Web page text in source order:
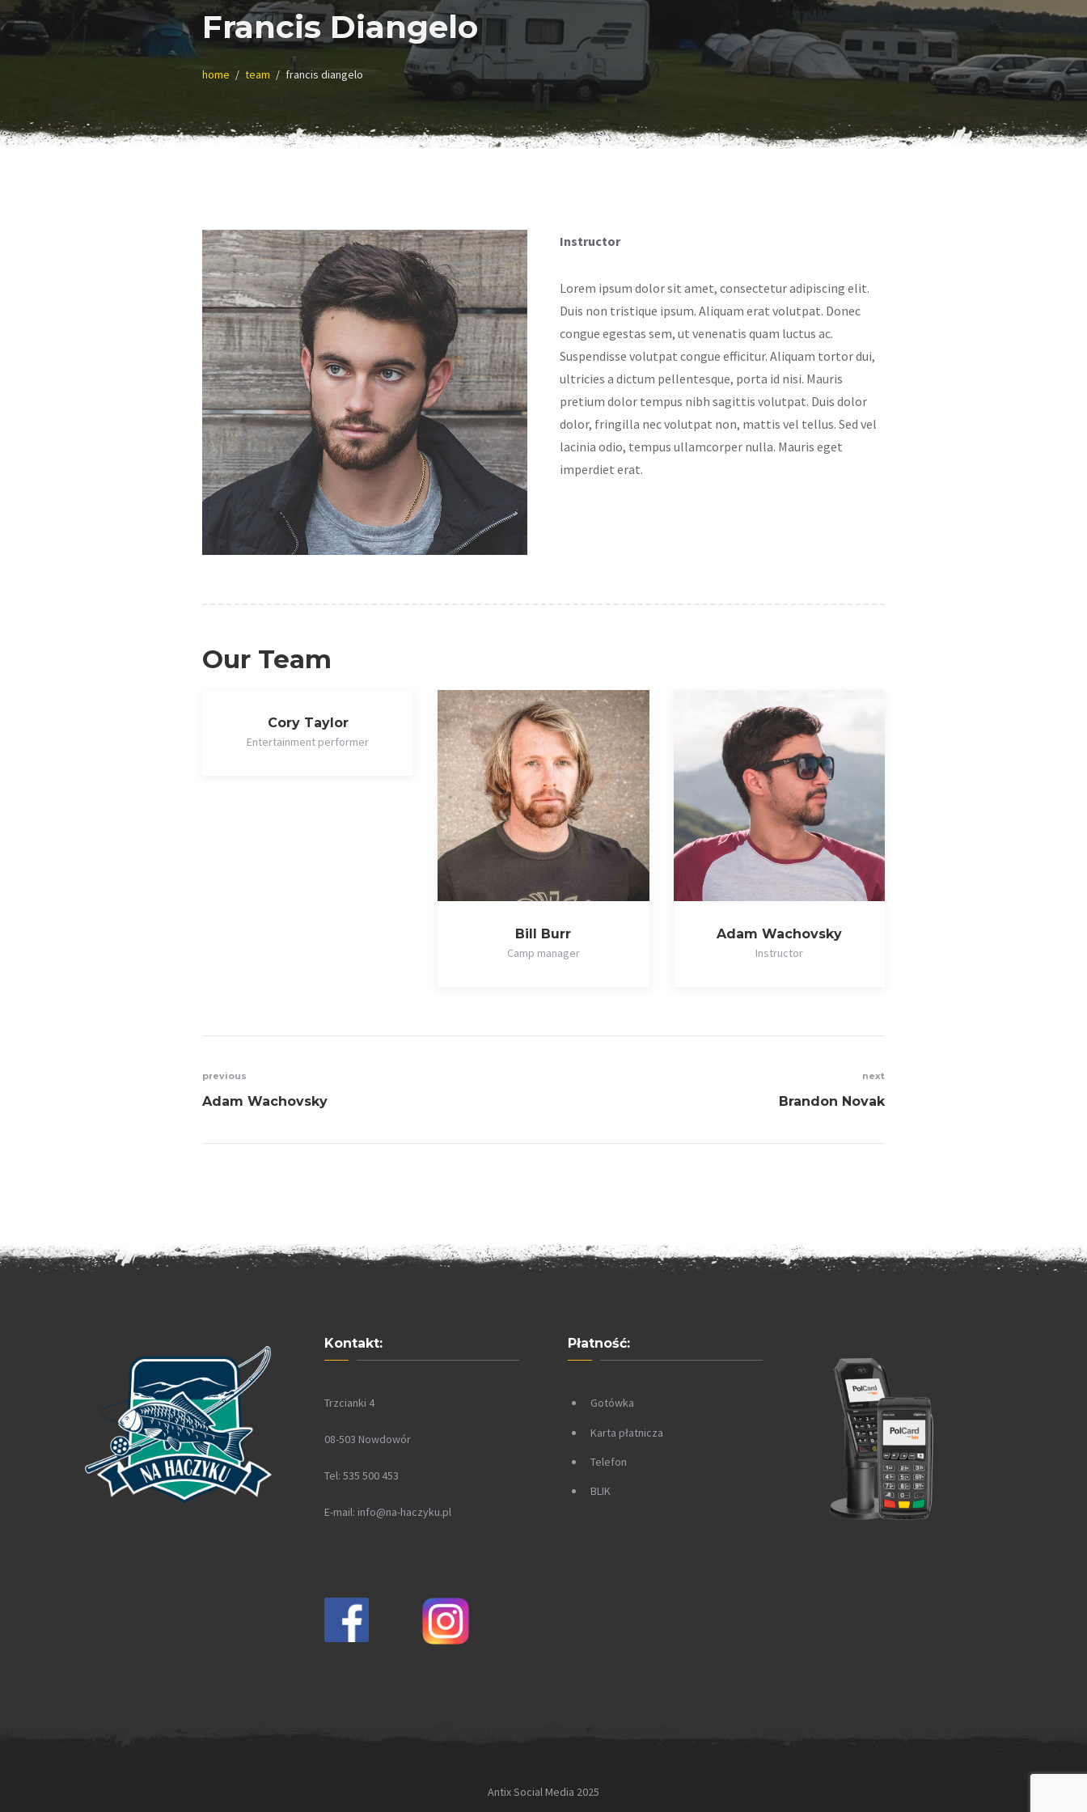
Francis Diangelo
home team francis diangelo
Instructor
Lorem ipsum dolor sit amet, consectetur adipiscing elit.
Duis non tristique ipsum. Aliquam erat volutpat. Donec
congue egestas sem, ut venenatis quam luctus ac.
Suspendisse volutpat congue efficitur. Aliquam tortor dui,
ultricies a dictum pellentesque, porta id nisi. Mauris
pretium dolor tempus nibh sagittis volutpat. Duis dolor
dolor, fringilla nec volutpat non, mattis vel tellus. Sed vel
lacinia odio, tempus ullamcorper nulla. Mauris eget
imperdiet erat.
Our Team
Cory Taylor
Entertainment performer
Bill Burr
Camp manager
Adam Wachovsky
Instructor
Nawigacja
previous
Adam Wachovsky
next
Brandon Novak
Kontakt:
Trzcianki 4
08-503 Nowdowór
Tel: 535 500 453
E-mail: info@na-haczyku.pl
Płatność:
Gotówka
Karta płatnicza
Telefon
BLIK
Antix Social Media 2025